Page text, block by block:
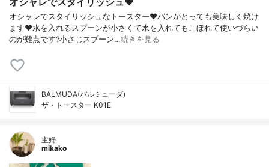
オシャレでスタイリッシュなトースター❤️パンがとっても美味しく焼け
ます❤️水を入れるスプーンが小さくて水を入れてもこぼれて使いづらい
のが難点です?小さじスプーン…続きを見る
BALMUDA(バルミューダ)
ザ・トースター K01E
主婦
mikako